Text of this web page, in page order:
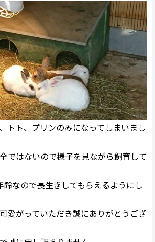
トト、プリンのみになってしまいまし
ではないので様子を見ながら飼育して
齢なので長生きしてもらえるようにし
愛がっていただき誠にありがとうござ